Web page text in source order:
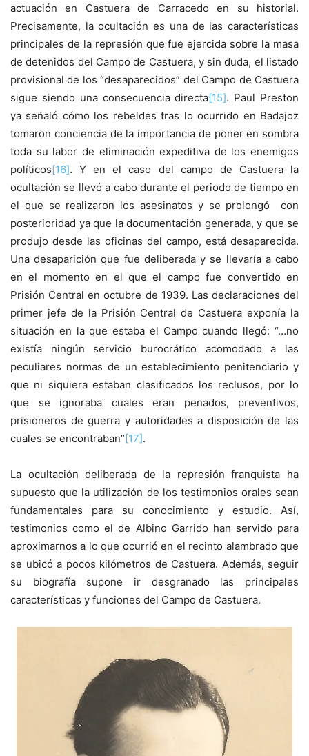
actuación en Castuera de Carracedo en su historial.
Precisamente, la ocultación es una de las características
principales de la represión que fue ejercida sobre la masa
de detenidos del Campo de Castuera, y sin duda, el listado
provisional de los “desaparecidos” del Campo de Castuera
sigue siendo una consecuencia directa[15]. Paul Preston
ya señaló cómo los rebeldes tras lo ocurrido en Badajoz
tomaron conciencia de la importancia de poner en sombra
toda su labor de eliminación expeditiva de los enemigos
políticos[16]. Y en el caso del campo de Castuera la
ocultación se llevó a cabo durante el periodo de tiempo en
el que se realizaron los asesinatos y se prolongó con
posterioridad ya que la documentación generada, y que se
produjo desde las oficinas del campo, está desaparecida.
Una desaparición que fue deliberada y se llevaría a cabo
en el momento en el que el campo fue convertido en
Prisión Central en octubre de 1939. Las declaraciones del
primer jefe de la Prisión Central de Castuera exponía la
situación en la que estaba el Campo cuando llegó: “…no
existía ningún servicio burocrático acomodado a las
peculiares normas de un establecimiento penitenciario y
que ni siquiera estaban clasificados los reclusos, por lo
que se ignoraba cuales eran penados, preventivos,
prisioneros de guerra y autoridades a disposición de las
cuales se encontraban”[17].
La ocultación deliberada de la represión franquista ha
supuesto que la utilización de los testimonios orales sean
fundamentales para su conocimiento y estudio. Así,
testimonios como el de Albino Garrido han servido para
aproximarnos a lo que ocurrió en el recinto alambrado que
se ubicó a pocos kilómetros de Castuera. Además, seguir
su biografía supone ir desgranado las principales
características y funciones del Campo de Castuera.